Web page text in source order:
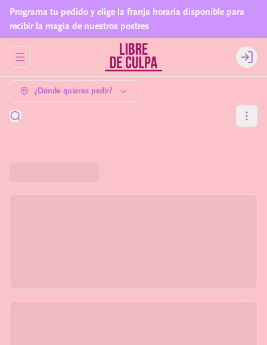
Programa tu pedido y elige la franja horaria disponible para
recibir la magia de nuestros postres
Abrir menu de navegación Login
¿Dónde quieres pedir?